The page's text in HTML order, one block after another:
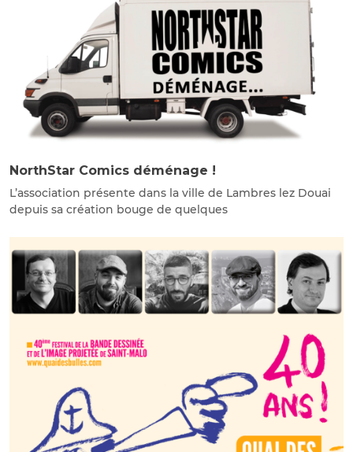
NorthStar Comics déménage !
L’association présente dans la ville de Lambres lez Douai
depuis sa création bouge de quelques